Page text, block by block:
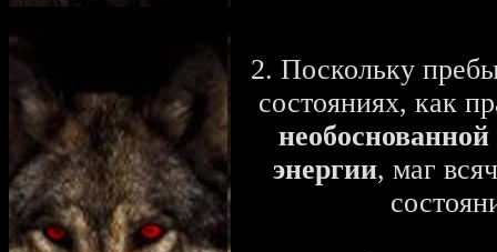
2. Поскольку
состояниях, как
энергии, маг